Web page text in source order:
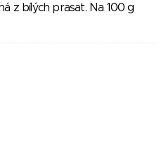
z bílých prasat. Na 100 g